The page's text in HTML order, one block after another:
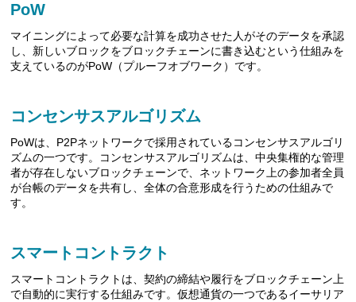
PoW
マイニングによって必要な計算を成功させた人がそのデータを承認
し、新しいブロックをブロックチェーンに書き込むという仕組みを
支えているのがPoW（プルーフオブワーク）です。
コンセンサスアルゴリズム
PoWは、P2Pネットワークで採用されているコンセンサスアルゴリ
ズムの一つです。コンセンサスアルゴリズムは、中央集権的な管理
者が存在しないブロックチェーンで、ネットワーク上の参加者全員
が台帳のデータを共有し、全体の合意形成を行うための仕組みで
す。
スマートコントラクト
スマートコントラクトは、契約の締結や履行をブロックチェーン上
で自動的に実行する仕組みです。仮想通貨の一つであるイーサリア